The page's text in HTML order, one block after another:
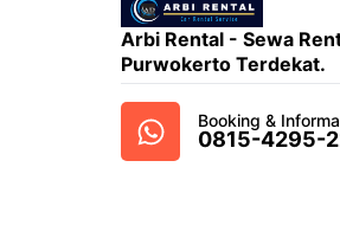
Arbi Rental - Sewa
Purwokerto Terdekat.
Booking &
0815-4295-